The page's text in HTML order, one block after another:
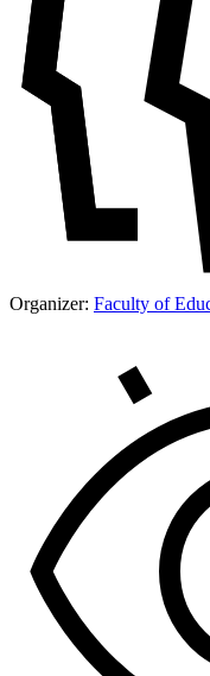
Organizer: Faculty of